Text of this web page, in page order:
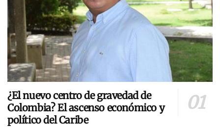
¿El nuevo centro de gravedad de
Colombia? El ascenso económico y
político del Caribe